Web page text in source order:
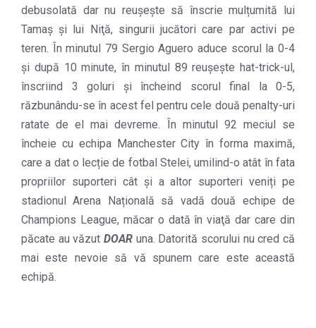
debusolată dar nu reușește să înscrie mulțumită lui
Tamaş și lui Niţă, singurii jucători care par activi pe
teren. În minutul 79 Sergio Aguero aduce scorul la 0-4
și după 10 minute, în minutul 89 reușește hat-trick-ul,
înscriind 3 goluri și încheind scorul final la 0-5,
răzbunându-se în acest fel pentru cele două penalty-uri
ratate de el mai devreme. În minutul 92 meciul se
încheie cu echipa Manchester City în forma maximă,
care a dat o lecție de fotbal Stelei, umilind-o atât în fata
propriilor suporteri cât și a altor suporteri veniți pe
stadionul Arena Națională să vadă două echipe de
Champions League, măcar o dată în viaţă dar care din
păcate au văzut DOAR una. Datorită scorului nu cred că
mai este nevoie să vă spunem care este această
echipă.